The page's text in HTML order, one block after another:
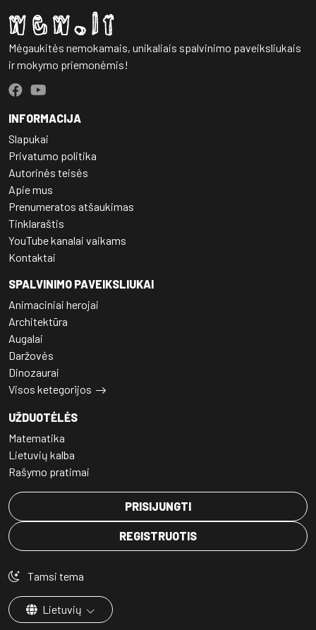
Mėgaukitės nemokamais, unikaliais spalvinimo paveiksliukais
ir mokymo priemonėmis!
INFORMACIJA
Slapukai
Privatumo politika
Autorinės teisės
Apie mus
Prenumeratos atšaukimas
Tinklaraštis
YouTube kanalai vaikams
Kontaktai
SPALVINIMO PAVEIKSLIUKAI
Animaciniai herojai
Architektūra
Augalai
Daržovės
Dinozaurai
Visos ketegorijos
UŽDUOTĖLĖS
Matematika
Lietuvių kalba
Rašymo pratimai
PRISIJUNGTI
REGISTRUOTIS
Tamsi tema
Lietuvių